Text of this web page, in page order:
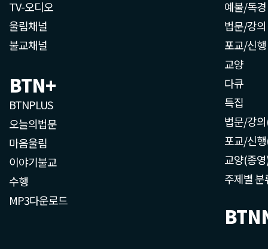
TV-오디오
울림채널
불교채널
BTN+
BTNPLUS
오늘의법문
마음울림
이야기불교
수행
MP3다운로드
예불/독경
법문/강의
포교/신행
교양
다큐
특집
법문/강
포교/신
교양(종
주제별 분